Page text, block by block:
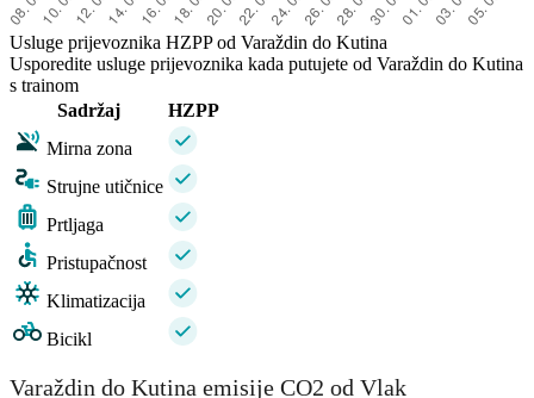
Usluge prijevoznika HZPP od Varaždin do Kutina
Usporedite usluge prijevoznika kada putujete od Varaždin do Kutina
s trainom
Sadržaj
HZPP
Mirna zona
Strujne utičnice
Prtljaga
Pristupačnost
Klimatizacija
Bicikl
Varaždin do Kutina emisije CO2 od Vlak